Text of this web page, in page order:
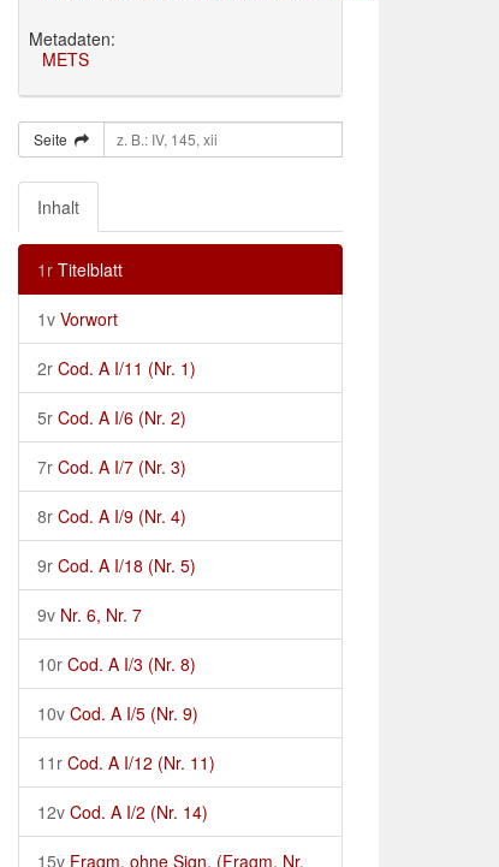
Metadaten:
METS
Seite
Inhalt
1r Titelblatt
1v Vorwort
2r Cod. A I/11 (Nr. 1)
5r Cod. A I/6 (Nr. 2)
7r Cod. A I/7 (Nr. 3)
8r Cod. A I/9 (Nr. 4)
9r Cod. A I/18 (Nr. 5)
9v Nr. 6, Nr. 7
10r Cod. A I/3 (Nr. 8)
10v Cod. A I/5 (Nr. 9)
11r Cod. A I/12 (Nr. 11)
12v Cod. A I/2 (Nr. 14)
15v Fragm. ohne Sign. (Fragm. Nr.